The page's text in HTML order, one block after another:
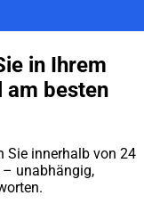
in Ihrem
am besten
Sie innerhalb von 24
– unabhängig,